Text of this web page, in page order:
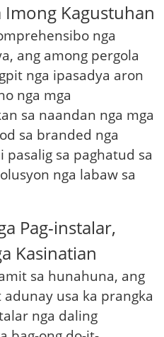
Imong Kagustuhan
nga
ang among pergola
nga ipasadya aron
nga mga
sa naandan nga mga
sa branded nga
pasalig sa paghatud sa
nga labaw sa
Pag-instalar,
Kasinatian
sa hunahuna, ang
usa ka prangka
nga daling